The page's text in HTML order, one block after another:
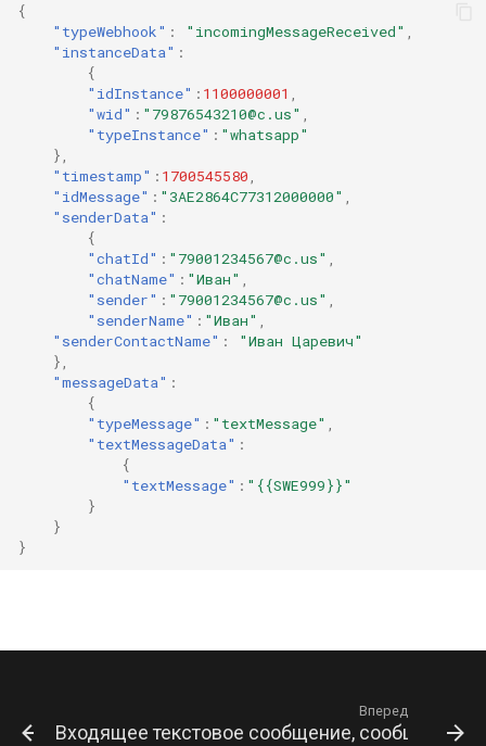
{
"typeWebhook" : "incomingMessageReceived" ,
"instanceData" :
{
"idInstance" : 1100000001 ,
"wid" : "79876543210@c.us" ,
"typeInstance" : "whatsapp"
},
"timestamp" : 1700545580,
"idMessage" : "3AE2864C77312000000" ,
"senderData" :
{
"chatId" : "79001234567@c.us" ,
"chatName" : "Иван" ,
"sender" : "79001234567@c.us" ,
"senderName" : "Иван" ,
"senderContactName" :
"Иван Царевич"
},
"messageData" :
{
"typeMessage" : "textMessage" ,
"textMessageData" :
{
"textMessage" : "{{SWE999}}"
}
}
}
Вперед
Входящее текстовое сообщение, сообщение с